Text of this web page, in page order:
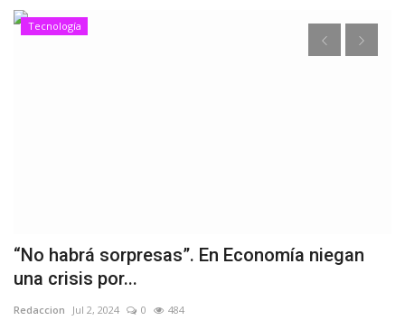
Tecnología
“No habrá sorpresas”. En Economía niegan
una crisis por...
Redaccion Jul 2, 2024 0 484